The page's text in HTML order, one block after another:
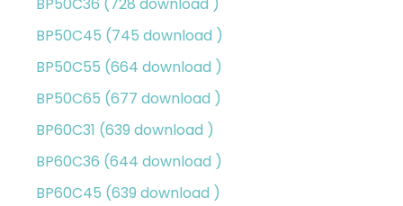
BP50C45 (745 download )
BP50C55 (664 download )
BP50C65 (677 download )
BP60C31 (639 download )
BP60C36 (644 download )
BP60C45 (639 download )